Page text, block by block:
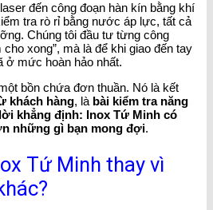
đến công đoạn hàn kín bằng khí
tra rò rỉ bằng nước áp lực, tất cả
Chúng tôi đầu tư từng công
cho xong”, mà là để khi giao đến tay
ở mức hoàn hảo nhất.
bồn chứa đơn thuần. Nó là kết
khách hàng, là bài kiểm tra năng
lời khẳng định: Inox Tứ Minh có
những gì bạn mong đợi.
Tứ Minh thay vì